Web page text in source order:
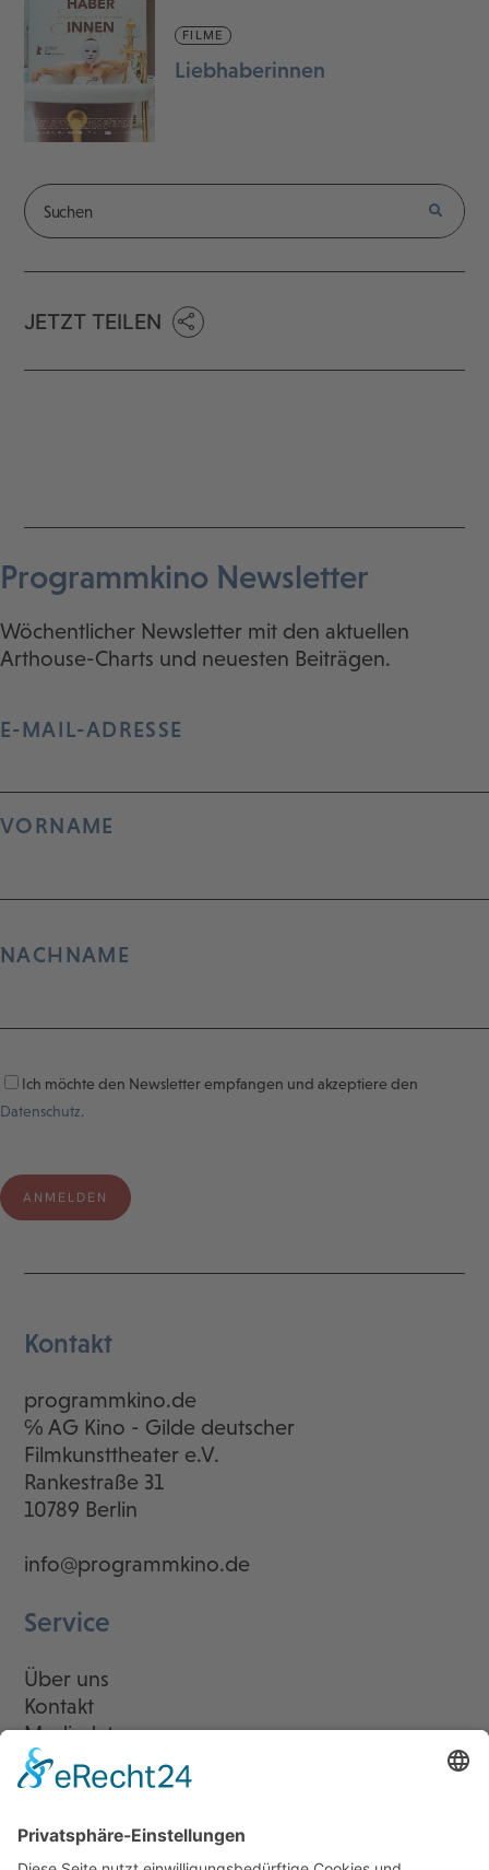
FILME
Liebhaberinnen
JETZT TEILEN
Programmkino Newsletter
Wöchentlicher Newsletter mit den aktuellen
Arthouse-Charts und neuesten Beiträgen.
E-MAIL-ADRESSE
VORNAME
NACHNAME
Ich möchte den Newsletter empfangen und akzeptiere den
Datenschutz.
Kontakt
programmkino.de
℅ AG Kino - Gilde deutscher
Filmkunsttheater e.V.
Rankestraße 31
10789 Berlin
info@programmkino.de
Service
Über uns
Kontakt
Mediadaten
Newsletter
LogIn
Legal